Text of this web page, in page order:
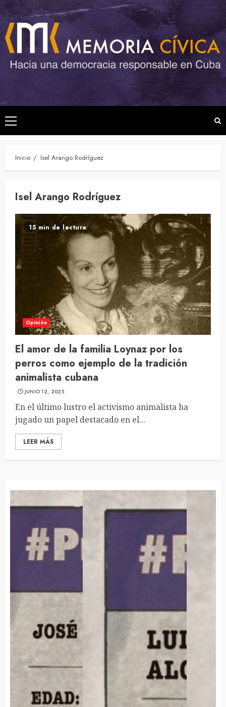
Saltar
al
contenido
Menú
principal
Inicio Isel Arango Rodríguez
Isel Arango Rodríguez
15 min de lectura
Opinión
El amor de la familia Loynaz por los
perros como ejemplo de la tradición
animalista cubana
JUNIO 12, 2025
En el último lustro el activismo animalista ha
jugado un papel destacado en el...
LEER MÁS